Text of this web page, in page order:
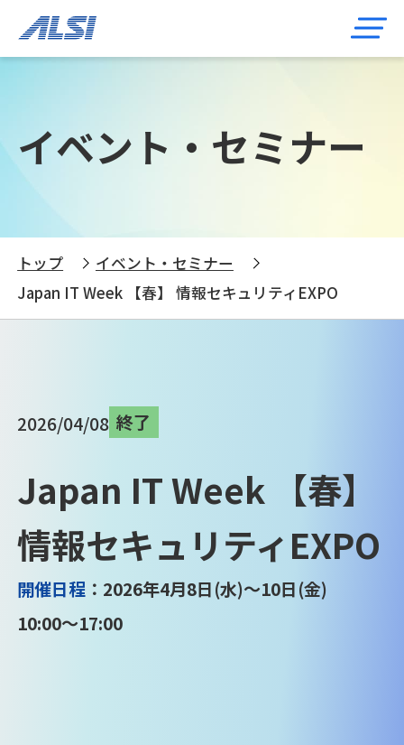
イベント・セミナー
トップ
イベント・セミナー
Japan IT Week 【春】 情報セキュリティEXPO
2026/04/08 終了
Japan IT Week 【春】
情報セキュリティEXPO
開催日程 ：2026年4月8日(水)～10日(金)
10:00～17:00